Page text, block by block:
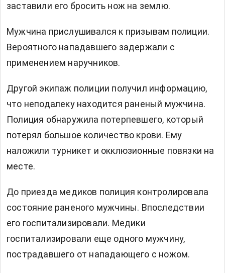
заставили его бросить нож на землю.
Мужчина прислушивался к призывам полиции.
Вероятного нападавшего задержали с
применением наручников.
Другой экипаж полиции получил информацию,
что неподалеку находится раненый мужчина.
Полиция обнаружила потерпевшего, который
потерял большое количество крови. Ему
наложили турникет и окклюзионные повязки на
месте.
До приезда медиков полиция контролировала
состояние раненого мужчины. Впоследствии
его госпитализировали. Медики
госпитализировали еще одного мужчину,
пострадавшего от нападающего с ножом.